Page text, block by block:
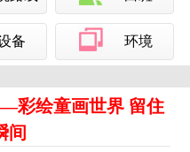
备 环境
彩绘童画世界 留住
间